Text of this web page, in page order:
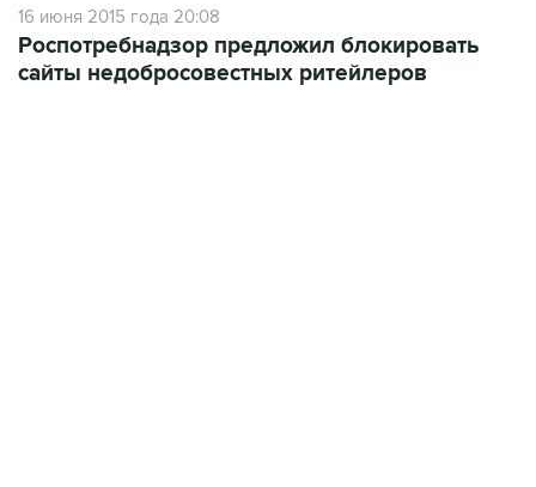
16 июня 2015 года 20:08
Роспотребнадзор предложил блокировать
сайты недобросовестных ритейлеров